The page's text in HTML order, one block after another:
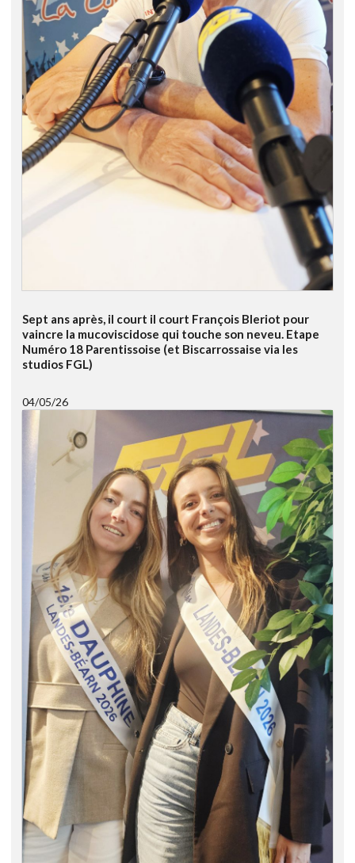
Sept ans après, il court il court François Bleriot pour
vaincre la mucoviscidose qui touche son neveu. Etape
Numéro 18 Parentissoise (et Biscarrossaise via les
studios FGL)
04/05/26